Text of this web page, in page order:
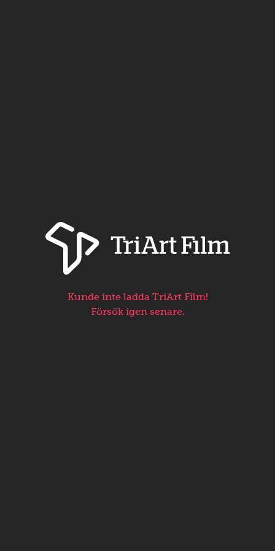
Kunde inte ladda TriArt Film!
Försök igen senare.